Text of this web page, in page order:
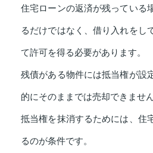
住宅ローンの返済が残っている
るだけではなく、借り入れをし
て許可を得る必要があります。
残債がある物件には抵当権が設
的にそのままでは売却できません
抵当権を抹消するためには、住
るのが条件です。